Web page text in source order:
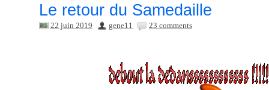
Le retour du Samedaille
22 juin 2019 gene11 23 comments